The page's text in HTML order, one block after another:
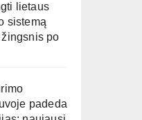
lietaus
sistemą
po
padeda